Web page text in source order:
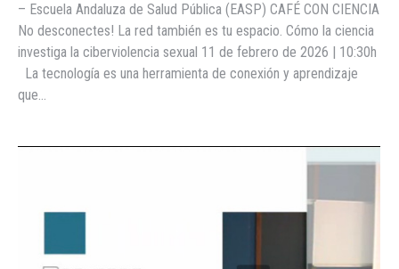
– Escuela Andaluza de Salud Pública (EASP) CAFÉ CON CIENCIA
No desconectes! La red también es tu espacio. Cómo la ciencia
investiga la ciberviolencia sexual 11 de febrero de 2026 | 10:30h
La tecnología es una herramienta de conexión y aprendizaje
que…